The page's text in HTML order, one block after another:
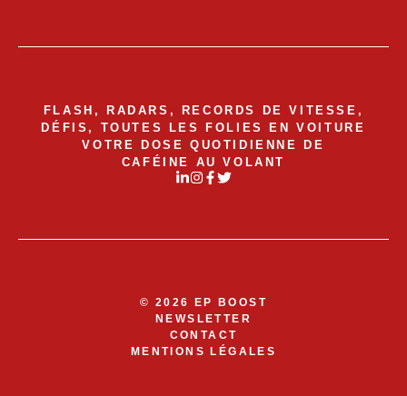
FLASH, RADARS, RECORDS DE VITESSE,
DÉFIS, TOUTES LES FOLIES EN VOITURE
VOTRE DOSE QUOTIDIENNE DE
CAFÉINE AU VOLANT
© 2026 EP BOOST
NEWSLETTER
CONTACT
MENTIONS LÉGALES